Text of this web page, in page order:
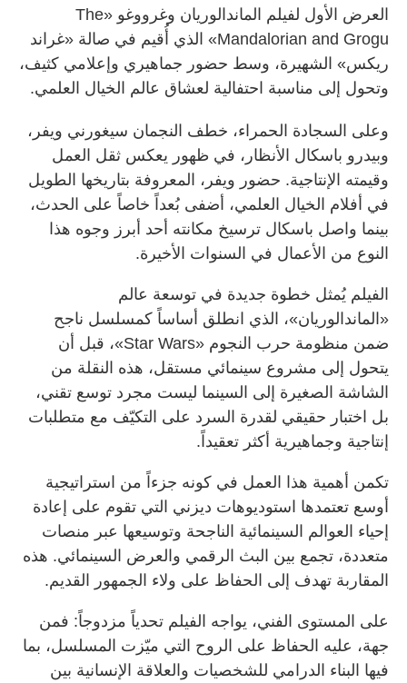
العرض الأول لفيلم الماندالوريان وغرووغو «The
Mandalorian and Grogu» الذي أُقيم في صالة «غراند
ريكس» الشهيرة، وسط حضور جماهيري وإعلامي كثيف،
وتحول إلى مناسبة احتفالية لعشاق عالم الخيال العلمي.
وعلى السجادة الحمراء، خطف النجمان سيغورني ويفر،
وبيدرو باسكال الأنظار، في ظهور يعكس ثقل العمل
وقيمته الإنتاجية. حضور ويفر، المعروفة بتاريخها الطويل
في أفلام الخيال العلمي، أضفى بُعداً خاصاً على الحدث،
بينما واصل باسكال ترسيخ مكانته أحد أبرز وجوه هذا
النوع من الأعمال في السنوات الأخيرة.
الفيلم يُمثل خطوة جديدة في توسعة عالم
«الماندالوريان»، الذي انطلق أساساً كمسلسل ناجح
ضمن منظومة حرب النجوم «Star Wars»، قبل أن
يتحول إلى مشروع سينمائي مستقل، هذه النقلة من
الشاشة الصغيرة إلى السينما ليست مجرد توسع تقني،
بل اختبار حقيقي لقدرة السرد على التكيّف مع متطلبات
إنتاجية وجماهيرية أكثر تعقيداً.
تكمن أهمية هذا العمل في كونه جزءاً من استراتيجية
أوسع تعتمدها استوديوهات ديزني التي تقوم على إعادة
إحياء العوالم السينمائية الناجحة وتوسيعها عبر منصات
متعددة، تجمع بين البث الرقمي والعرض السينمائي. هذه
المقاربة تهدف إلى الحفاظ على ولاء الجمهور القديم.
على المستوى الفني، يواجه الفيلم تحدياً مزدوجاً: فمن
جهة، عليه الحفاظ على الروح التي ميّزت المسلسل، بما
فيها البناء الدرامي للشخصيات والعلاقة الإنسانية بين